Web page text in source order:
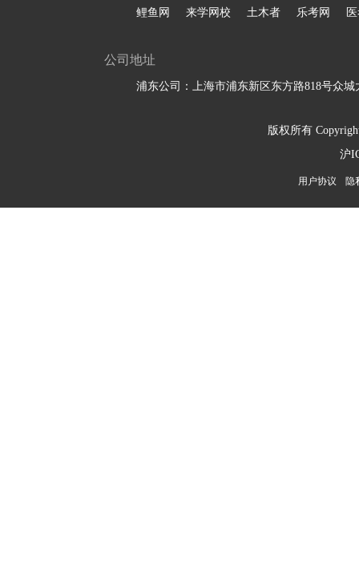
鲤鱼网 来学网校 土木者 乐考网
公司地址
浦东公司：上海市浦东新区东方路818号众城
版权所有
沪
用户协议 隐